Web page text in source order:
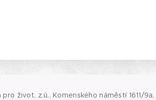
pro život, z.ú., Komenského náměstí 1611/